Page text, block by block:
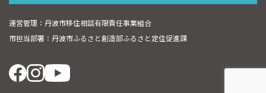
運営管理：丹波市移住相談有限責任事業組合
市担当部署：丹波市ふるさと創造部ふるさと定住促進課